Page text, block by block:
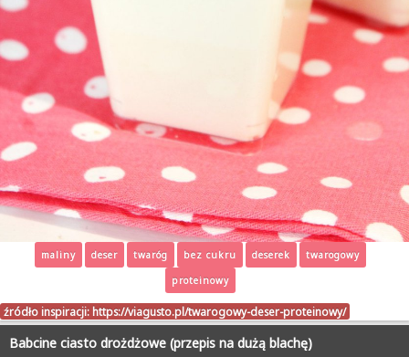
maliny deser twaróg bez cukru deserek
twarogowy
proteinowy
źródło inspiracji: https://viagusto.pl/twarogowy-deser-proteinowy/
Babcine ciasto drożdżowe (przepis na dużą blachę)